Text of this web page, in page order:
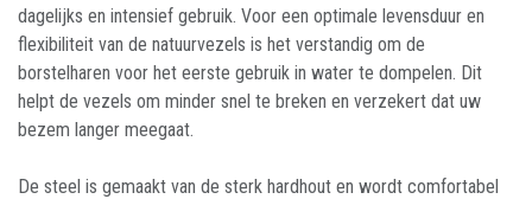
dagelijks en intensief gebruik. Voor een optimale levensduur en
flexibiliteit van de natuurvezels is het verstandig om de
borstelharen voor het eerste gebruik in water te dompelen. Dit
helpt de vezels om minder snel te breken en verzekert dat uw
bezem langer meegaat.
De steel is gemaakt van de sterk hardhout en wordt comfortabel